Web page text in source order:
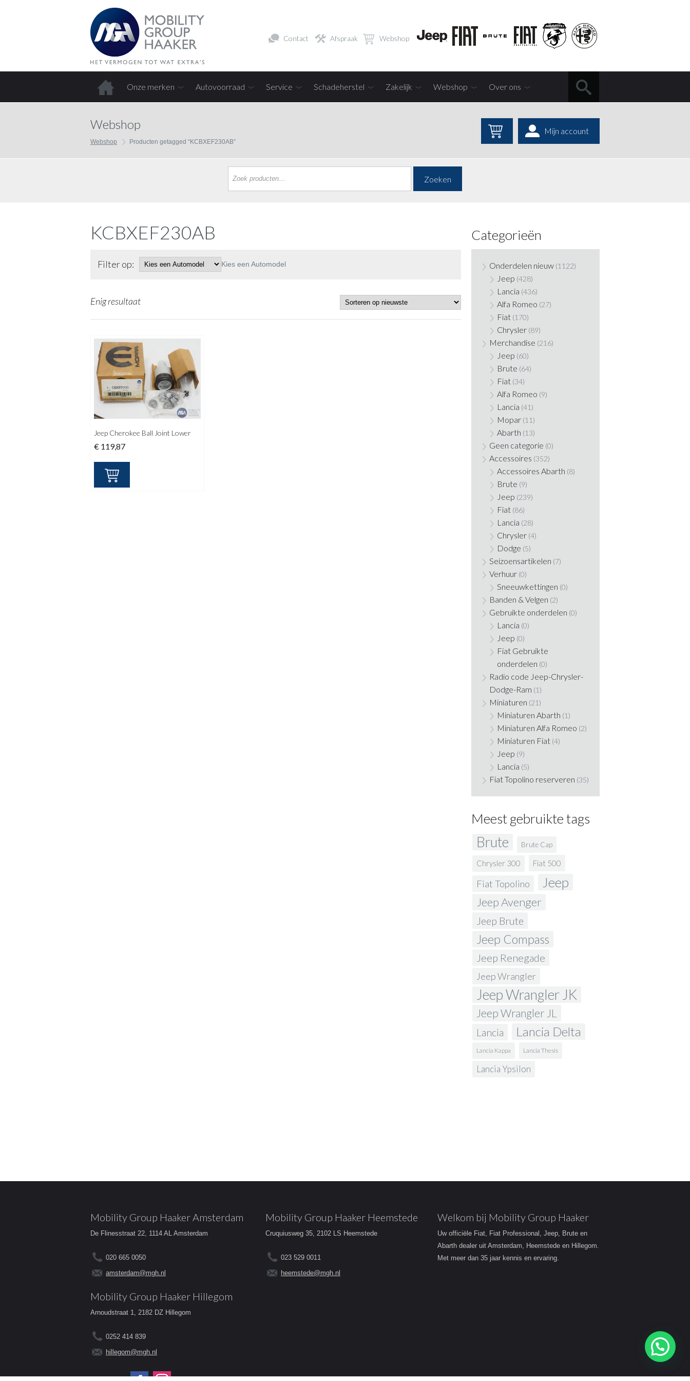
Contact Afspraak Webshop
Onze merken Autovoorraad Service Schadeherstel Zakelijk Webshop Over ons
Webshop
Webshop Producten getagged “KCBXEF230AB”
Mijn account
Zoeken
KCBXEF230AB
Filter op: Kies een Automodel
Enig resultaat
Jeep Cherokee Ball Joint Lower
€ 119,87
Categorieën
Onderdelen nieuw (1122)
Jeep (428)
Lancia (436)
Alfa Romeo (27)
Fiat (170)
Chrysler (89)
Merchandise (216)
Jeep (60)
Brute (64)
Fiat (34)
Alfa Romeo (9)
Lancia (41)
Mopar (11)
Abarth (13)
Geen categorie (0)
Accessoires (352)
Accessoires Abarth (8)
Brute (9)
Jeep (239)
Fiat (86)
Lancia (28)
Chrysler (4)
Dodge (5)
Seizoensartikelen (7)
Verhuur (0)
Sneeuwkettingen (0)
Banden & Velgen (2)
Gebruikte onderdelen (0)
Lancia (0)
Jeep (0)
Fiat Gebruikte
onderdelen (0)
Radio code Jeep-Chrysler-
Dodge-Ram (1)
Miniaturen (21)
Miniaturen Abarth (1)
Miniaturen Alfa Romeo (2)
Miniaturen Fiat (4)
Jeep (9)
Lancia (5)
Fiat Topolino reserveren (35)
Meest gebruikte tags
Brute Brute Cap
Chrysler 300 Fiat 500
Fiat Topolino Jeep
Jeep Avenger
Jeep Brute
Jeep Compass
Jeep Renegade
Jeep Wrangler
Jeep Wrangler JK
Jeep Wrangler JL
Lancia Lancia Delta
Lancia Kappa Lancia Thesis
Lancia Ypsilon
Mobility Group Haaker Amsterdam
De Flinesstraat 22, 1114 AL Amsterdam
020 665 0050
amsterdam@mgh.nl
Mobility Group Haaker Heemstede
Cruquiusweg 35, 2102 LS Heemstede
023 529 0011
heemstede@mgh.nl
Mobility Group Haaker Hillegom
Arnoudstraat 1, 2182 DZ Hillegom
0252 414 839
hillegom@mgh.nl
Volg ons op:
Welkom bij Mobility Group Haaker
Uw officiële Fiat, Fiat Professional, Jeep, Brute en
Abarth dealer uit Amsterdam, Heemstede en Hillegom.
Met meer dan 35 jaar kennis en ervaring.